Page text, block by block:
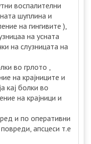
воспалителни
шуплина и
на гингивите ),
на усната
на слузницата на
во грлото ,
на крајниците и
кај болки во
на крајници и
и по оперативни
апсцеси т.е